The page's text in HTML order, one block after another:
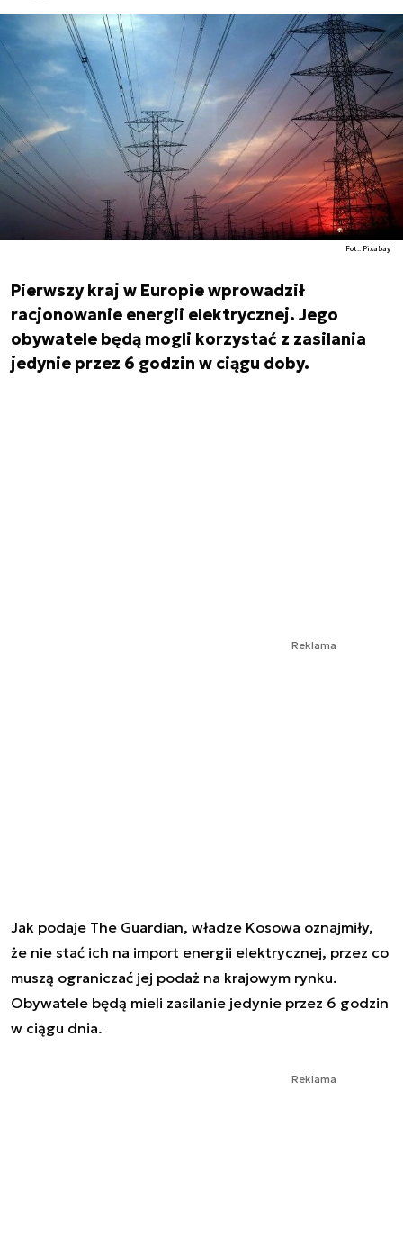
Fot.: Pixabay
Pierwszy kraj w Europie wprowadził
racjonowanie energii elektrycznej. Jego
obywatele będą mogli korzystać z zasilania
jedynie przez 6 godzin w ciągu doby.
Reklama
Jak podaje The Guardian, władze Kosowa oznajmiły,
że nie stać ich na import energii elektrycznej, przez co
muszą ograniczać jej podaż na krajowym rynku.
Obywatele będą mieli zasilanie jedynie przez 6 godzin
w ciągu dnia.
Reklama